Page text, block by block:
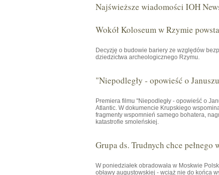
Najświeższe wiadomości IOH
Wokół Koloseum w Rzymie
Decyzję o budowie bariery ze względów
dziedzictwa archeologicznego Rzymu.
"Niepodległy - opowieść o
Premiera filmu "Niepodległy - opowieść o
Atlantic. W dokumencie Krupskiego
fragmenty wspomnień samego bohatera,
katastrofie smoleńskiej.
Grupa ds. Trudnych chce
W poniedziałek obradowała w Moskwie
obławy augustowskiej - wciąż nie do końca